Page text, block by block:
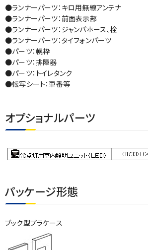
●ランナーパーツ：キロ用無線アンテナ
●ランナーパーツ：前面表示部
●ランナーパーツ：ジャンパホース、栓
●ランナーパーツ：タイフォンパーツ
●パーツ：幌枠
●パーツ：排障器
●パーツ：トイレタンク
●転写シート：車番等
オプショナルパーツ
パッケージ形態
ブック型プラケース